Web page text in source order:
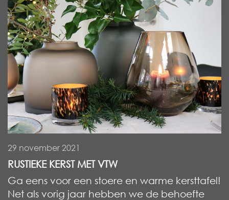
29 november 2021
RUSTIEKE KERST MET VTW
Ga eens voor een stoere en warme kersttafel!
Net als vorig jaar hebben we de behoefte